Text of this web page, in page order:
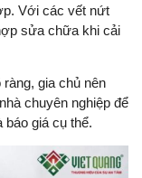
Với các vết nứt
sửa chữa khi cải
gia chủ nên
chuyên nghiệp để
giá cụ thể.